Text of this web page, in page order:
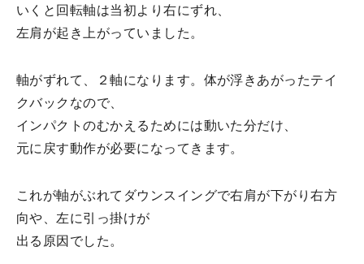
いくと回転軸は当初より右にずれ、
左肩が起き上がっていました。
軸がずれて、２軸になります。体が浮きあがったテイ
クバックなので、
インパクトのむかえるためには動いた分だけ、
元に戻す動作が必要になってきます。
これが軸がぶれてダウンスイングで右肩が下がり右方
向や、左に引っ掛けが
出る原因でした。